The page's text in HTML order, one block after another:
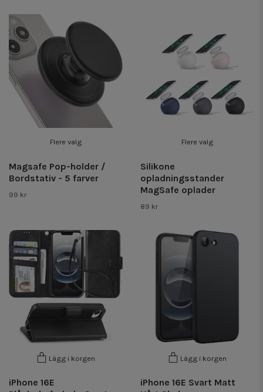
Flere valg
Magsafe Pop-holder /
Bordstativ - 5 farver
99 kr
Flere valg
Silikone
opladningsstander
MagSafe oplader
89 kr
Lägg i korgen
iPhone 16E
Lägg i korgen
iPhone 16E Svart Matt